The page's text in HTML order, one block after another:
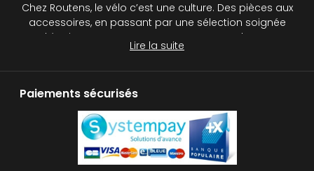
Chez Routens, le vélo c’est une culture. Des pièces aux
accessoires, en passant par une sélection soignée
d’équipements, nous accompagnons chaque
cycliste, du passionné au curieux, sur tous les
Routens, c’est plus qu’un simple magasin de vélos :
c’est une véritable institution pour tous les passionnés
de deux roues. Avec notre réseau de cinq magasins
de cycles, nous vous accompagnons dans le choix
de votre vélo, qu’il s’agisse d’un vélo de route, d’un VTT,
d’un gravel, d’un vélo à assistance électrique (VAE),
Lire la suite
Paiements sécurisés